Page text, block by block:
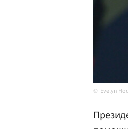
Evelyn